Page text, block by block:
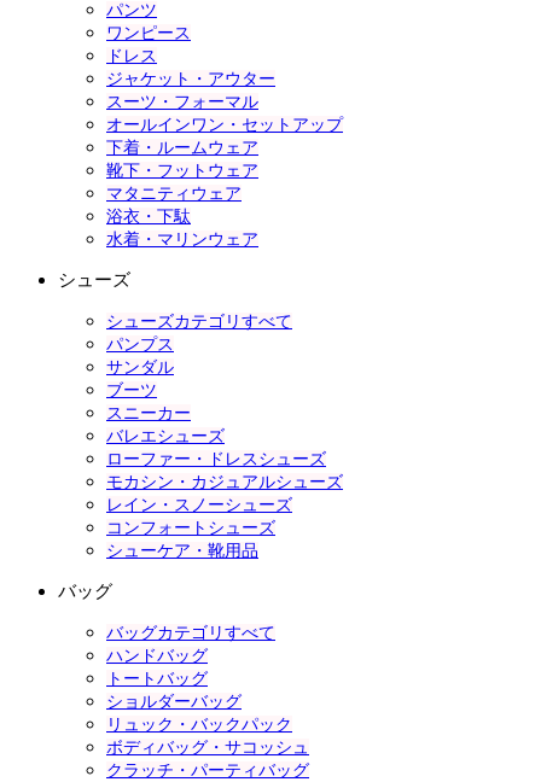
パンツ
ワンピース
ドレス
ジャケット・アウター
スーツ・フォーマル
オールインワン・セットアップ
下着・ルームウェア
靴下・フットウェア
マタニティウェア
浴衣・下駄
水着・マリンウェア
シューズ
シューズカテゴリすべて
パンプス
サンダル
ブーツ
スニーカー
バレエシューズ
ローファー・ドレスシューズ
モカシン・カジュアルシューズ
レイン・スノーシューズ
コンフォートシューズ
シューケア・靴用品
バッグ
バッグカテゴリすべて
ハンドバッグ
トートバッグ
ショルダーバッグ
リュック・バックパック
ボディバッグ・サコッシュ
クラッチ・パーティバッグ